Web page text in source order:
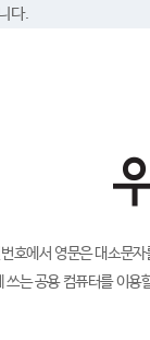
다.
호에서 영문은 대소문
쓰는 공용 컴퓨터를 이